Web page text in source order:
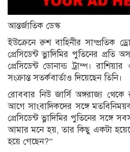
আন্তর্জাতিক ডেস্ক
ইউক্রেনে রুশ বাহিনীর সাম্প্রতিক
প্রেসিডেন্ট ভ্লাদিমির পুতিনের প্রতি
প্রেসিডেন্ট ডোনাল্ড ট্রাম্প।
সংক্রান্ত সতর্কবার্তাও দিয়েছেন তিনি।
রোববার নিউ জার্সি অঙ্গরাজ্য থেকে
আগে সাংবাদিকদের সঙ্গে
প্রেসিডেন্ট ভ্লাদিমির পুতিনের
আমার মনে হয়, তার কিছু একটা
হয়ে গেছেন?”